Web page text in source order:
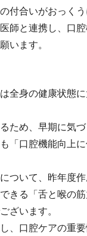
付合いがおっく
師と連携し、口
います。
全身の健康状態
め、早期に気
「口腔機能向上
いて、昨年度
きる「舌と喉の
ざいます。
、口腔ケアの重